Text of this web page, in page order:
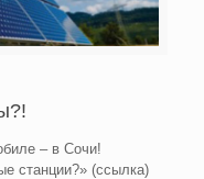
– в Сочи!
станции?» (ссылка)